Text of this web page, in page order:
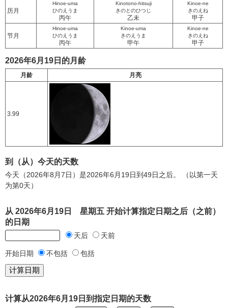
历月
Hinoe-uma
ひのえうま
丙午
Kinotono-hitsuji
きのとのひつじ
乙未
Kinoe-ne
きのえね
甲子
节月
Hinoe-uma
ひのえうま
丙午
Kinoe-uma
きのえうま
甲午
Kinoe-ne
きのえね
甲子
2026年6月19日的月龄
月龄 月亮
3.99
到（从）今天的天数
今天（2026年8月7日）是2026年6月19日到49日之后。 （以第一天
为第0天）
从 2026年6月19日 星期五 开始计算指定日期之后（之前）
的日期
天后 天前
开始日期 不包括 包括
计算从2026年6月19日到指定日期的天数